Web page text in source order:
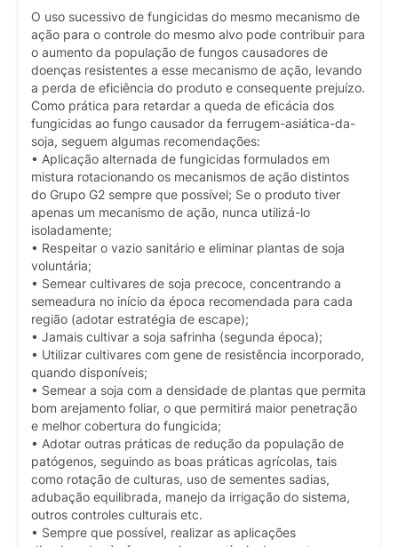
O uso sucessivo de fungicidas do mesmo mecanismo de
ação para o controle do mesmo alvo pode contribuir para
o aumento da população de fungos causadores de
doenças resistentes a esse mecanismo de ação, levando
a perda de eficiência do produto e consequente prejuízo.
Como prática para retardar a queda de eficácia dos
fungicidas ao fungo causador da ferrugem-asiática-da-
soja, seguem algumas recomendações:
• Aplicação alternada de fungicidas formulados em
mistura rotacionando os mecanismos de ação distintos
do Grupo G2 sempre que possível; Se o produto tiver
apenas um mecanismo de ação, nunca utilizá-lo
isoladamente;
• Respeitar o vazio sanitário e eliminar plantas de soja
voluntária;
• Semear cultivares de soja precoce, concentrando a
semeadura no início da época recomendada para cada
região (adotar estratégia de escape);
• Jamais cultivar a soja safrinha (segunda época);
• Utilizar cultivares com gene de resistência incorporado,
quando disponíveis;
• Semear a soja com a densidade de plantas que permita
bom arejamento foliar, o que permitirá maior penetração
e melhor cobertura do fungicida;
• Adotar outras práticas de redução da população de
patógenos, seguindo as boas práticas agrícolas, tais
como rotação de culturas, uso de sementes sadias,
adubação equilibrada, manejo da irrigação do sistema,
outros controles culturais etc.
• Sempre que possível, realizar as aplicações